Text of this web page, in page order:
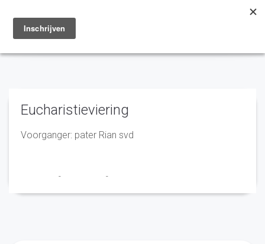
Toggle
navigation
Eucharistieviering
Voorganger: pater Rian svd
- -